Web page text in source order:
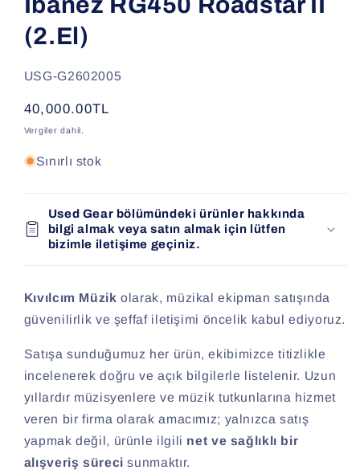
(2.El)
SKU:
USG-G2602005
Normal
fiyat
40,000.00TL
Vergiler dahil.
Sınırlı stok
Used Gear bölümündeki ürünler hakkında
bilgi almak veya satın almak için lütfen
bizimle iletişime geçiniz.
Kıvılcım Müzik olarak, müzikal ekipman satışında
güvenilirlik ve şeffaf iletişimi öncelik kabul ediyoruz.
Satışa sunduğumuz her ürün, ekibimizce titizlikle
incelenerek doğru ve açık bilgilerle listelenir. Uzun
yıllardır müzisyenlere ve müzik tutkunlarına hizmet
veren bir firma olarak amacımız; yalnızca satış
yapmak değil, ürünle ilgili net ve sağlıklı bir
alışveriş süreci sunmaktır.